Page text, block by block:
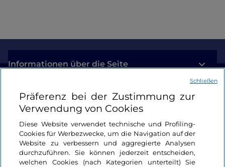
Informationen über die Seite
Nützliche Links
Login
Bleiben wir in Kontakt
Präferenz bei der Zustimmung zur
Verwendung von Cookies
Diese Website verwendet technische und Profiling-
Cookies für Werbezwecke, um die Navigation auf der
Website zu verbessern und aggregierte Analysen
durchzuführen. Sie können jederzeit entscheiden,
welchen Cookies (nach Kategorien unterteilt) Sie
Schließen